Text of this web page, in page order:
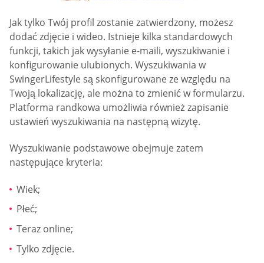
Jak tylko Twój profil zostanie zatwierdzony, możesz
dodać zdjęcie i wideo. Istnieje kilka standardowych
funkcji, takich jak wysyłanie e-maili, wyszukiwanie i
konfigurowanie ulubionych. Wyszukiwania w
SwingerLifestyle są skonfigurowane ze względu na
Twoją lokalizację, ale można to zmienić w formularzu.
Platforma randkowa umożliwia również zapisanie
ustawień wyszukiwania na następną wizytę.
Wyszukiwanie podstawowe obejmuje zatem
następujące kryteria:
Wiek;
Płeć;
Teraz online;
Tylko zdjęcie.